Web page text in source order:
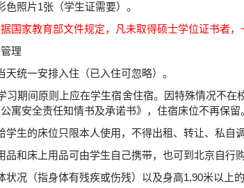
色照片1张（学生证需要）。
国家教育部文件规定，凡未取得硕士学位证书者
理
天统一安排入住（已入住可忽略）。
习期间原则上应在学生宿舍住宿。因特殊情况不
寓安全责任知情书及承诺书》，住宿床位不再保留
学生的床位只限本人使用，不得出租、转让、私自调
品和床上用品可由学生自己携带，也可到北京自行
状况（指身体有残疾或伤残）以及身高1.90米以上